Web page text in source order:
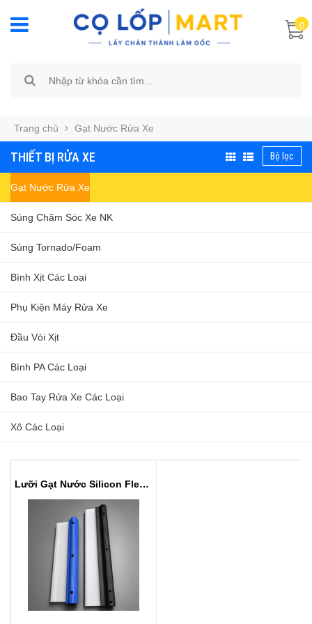
0
Trang chủ Gạt Nước Rửa Xe
THIẾT BỊ RỬA XE Bộ lọc
Gạt Nước Rửa Xe
Súng Chăm Sóc Xe NK
Súng Tornado/Foam
Bình Xịt Các Loại
Phụ Kiện Máy Rửa Xe
Đầu Vòi Xịt
Bình PA Các Loại
Bao Tay Rửa Xe Các Loại
Xô Các Loại
Lưỡi Gạt Nước Silicon Flexi Blade